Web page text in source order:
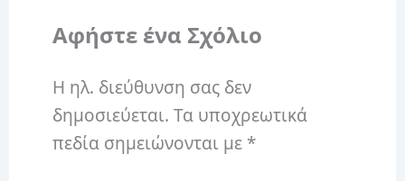
Αφήστε ένα Σχόλιο
Η ηλ. διεύθυνση σας δεν
δημοσιεύεται. Τα υποχρεωτικά
πεδία σημειώνονται με *